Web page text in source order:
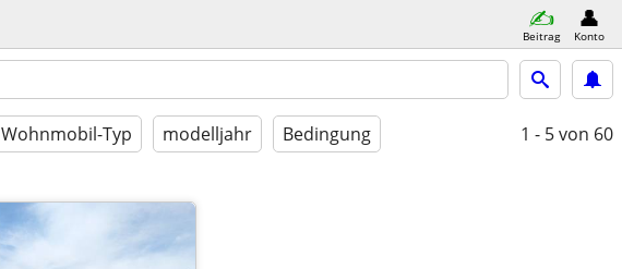
Beitrag Konto
Wohnmobil-Typ modelljahr Bedingung 1 - 5von 60